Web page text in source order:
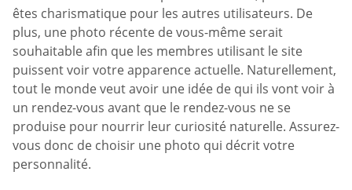
êtes charismatique pour les autres utilisateurs. De
plus, une photo récente de vous-même serait
souhaitable afin que les membres utilisant le site
puissent voir votre apparence actuelle. Naturellement,
tout le monde veut avoir une idée de qui ils vont voir à
un rendez-vous avant que le rendez-vous ne se
produise pour nourrir leur curiosité naturelle. Assurez-
vous donc de choisir une photo qui décrit votre
personnalité.